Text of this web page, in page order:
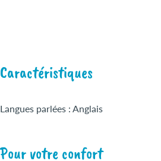
Caractéristiques
Langues parlées : Anglais
Pour votre confort